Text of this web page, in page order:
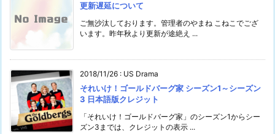
更新遅延について
ご無沙汰しております。管理者のやまね こねこでござ
います。昨年秋より更新が途絶え ...
2018/11/26 : US Drama
それいけ！ゴールドバーグ家 シーズン1～シーズン
3 日本語版クレジット
「それいけ！ゴールドバーグ家」のシーズン1からシー
ズン3までは、クレジットの表示 ...